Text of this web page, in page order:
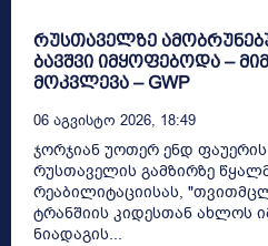
რუსთაველზე
ბავშვი იმყოფებოდა –
მოკვლევა – GWP
06 Აგვისტო 2026, 18:49
ჯორჯიან უოთერ ენდ ფაუერის განცხადებით,
რუსთაველის გამზირზე
რეაბილიტაციისას,
ტრანშიის კიდესთან ახლოს
ნიადაგის...